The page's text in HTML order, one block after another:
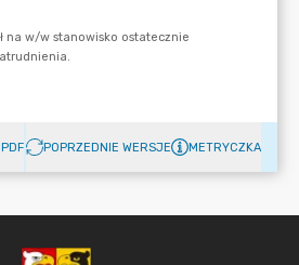
POPRZEDNIE WERSJE METRYCZKA